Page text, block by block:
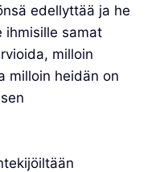
edellyttää ja he
ihmisille samat
milloin
milloin heidän on